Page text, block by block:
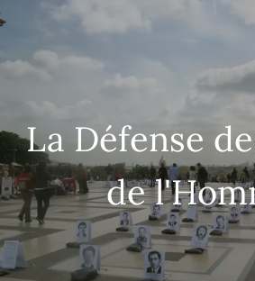
La Défense
de